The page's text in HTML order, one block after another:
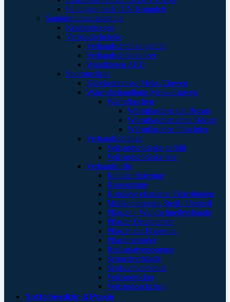
Füllungen nach DIN Komplett
Sanitätsraumausstattung
Krankentragen
Verbandschränke
Verbandschränke gefüllt
Verbandschränke leer
Wandkästen AED
Sportmedizin
Kältekompresse Mehr-/Einweg
Wärmebehandlung Mehr-/Einweg
Wärmflaschen
Wärmflaschen mit Bezug
Wärmflaschen ohne Bezug
Wärmflaschen Plüschtier
Verbandschränke
Verbandschränke gefüllt
Verbandschränke leer
Verbandstoffe
Kanülenfixierung
Kinesoptape
Kohäsive elastische Fixierbinden
Mullkompressen Steril / Unsteril
Pflaster – Wundschnellverbände
Pflaster Detektierbar
Pflaster zur Fixierung
Pflasterspender
Replantatversorgung
Schnellverbände
Schlauchverbände
Verbandtücher
Verbandpäckchen
Notfallmedizin & Praxis